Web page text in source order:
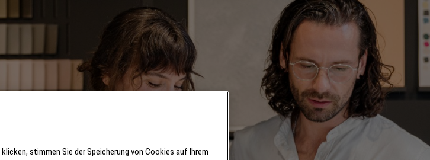
stimmen Sie der Speicherung von Cookies auf Ihrem